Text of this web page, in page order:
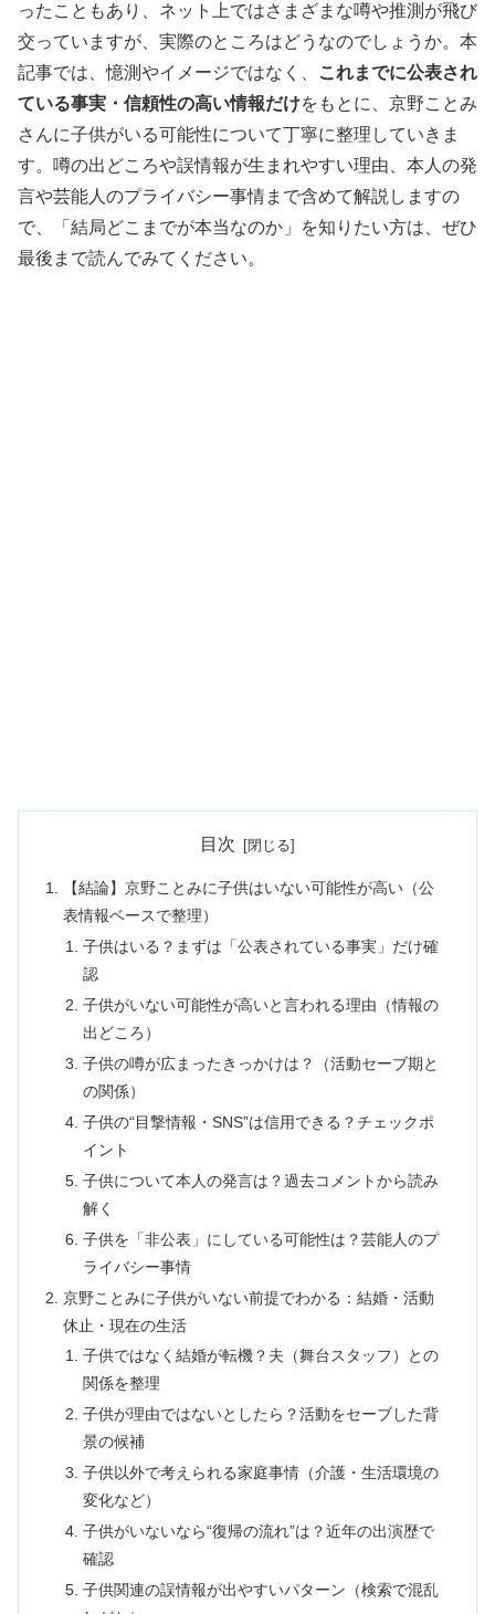
ったこともあり、ネット上ではさまざまな噂や推測が飛び
交っていますが、実際のところはどうなのでしょうか。本
記事では、憶測やイメージではなく、
これまでに公表され
ている事実・信頼性の高い情報だけをもとに、京野ことみ
さんに子供がいる可能性について丁寧に整理していきま
す。噂の出どころや誤情報が生まれやすい理由、本人の発
言や芸能人のプライバシー事情まで含めて解説しますの
で、「結局どこまでが本当なのか」を知りたい方は、ぜひ
最後まで読んでみてください。
目次
【結論】京野ことみに子供はいない可能性が高い（公
表情報ベースで整理）
子供はいる？まずは「公表されている事実」だけ確
認
子供がいない可能性が高いと言われる理由（情報の
出どころ）
子供の噂が広まったきっかけは？（活動セーブ期と
の関係）
子供の“目撃情報・SNS”は信用できる？チェックポ
イント
子供について本人の発言は？過去コメントから読み
解く
子供を「非公表」にしている可能性は？芸能人のプ
ライバシー事情
京野ことみに子供がいない前提でわかる：結婚・活動
休止・現在の生活
子供ではなく結婚が転機？夫（舞台スタッフ）との
関係を整理
子供が理由ではないとしたら？活動をセーブした背
景の候補
子供以外で考えられる家庭事情（介護・生活環境の
変化など）
子供がいないなら“復帰の流れ”は？近年の出演歴で
確認
子供関連の誤情報が出やすいパターン（検索で混乱